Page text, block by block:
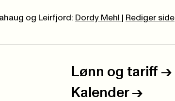
og Leirfjord: Dordy Mehl Rediger side
Lønn og tariff ->
Kalender ->